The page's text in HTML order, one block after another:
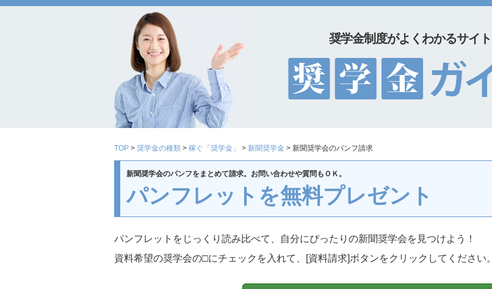
奨学金制度がよくわかるサイト
TOP > 奨学金の種類 > 稼ぐ「奨学金」 > 新聞奨学金 > 新聞奨学会のパンフ請求
新聞奨学会のパンフをまとめて請求。お問い合わせや質問もＯＫ。
パンフレットを無料プレゼント
パンフレットをじっくり読み比べて、自分にぴったりの新聞奨学会を見つけよう！
資料希望の奨学会の□にチェックを入れて、[資料請求]ボタンをクリックしてください。